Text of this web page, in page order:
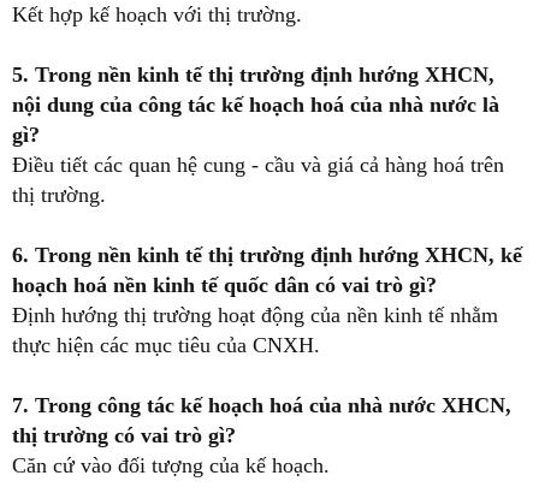
Kết hợp kế hoạch với thị trường.
5. Trong nền kinh tế thị trường định hướng XHCN,
nội dung của công tác kế hoạch hoá của nhà nước là
gì?
Điều tiết các quan hệ cung - cầu và giá cả hàng hoá trên
thị trường.
6. Trong nền kinh tế thị trường định hướng XHCN, kế
hoạch hoá nền kinh tế quốc dân có vai trò gì?
Định hướng thị trường hoạt động của nền kinh tế nhằm
thực hiện các mục tiêu của CNXH.
7. Trong công tác kế hoạch hoá của nhà nước XHCN,
thị trường có vai trò gì?
Căn cứ vào đối tượng của kế hoạch.